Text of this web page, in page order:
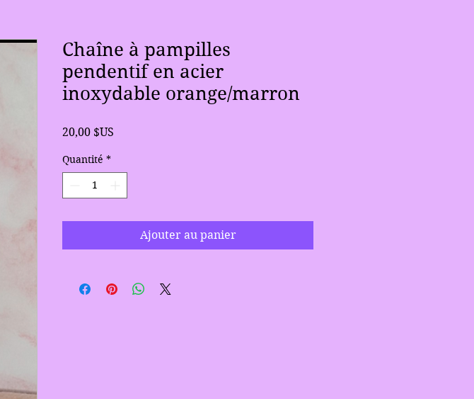
Chaîne à pampilles
pendentif en acier
inoxydable orange/marron
20,00 $US
Quantité *
Ajouter au panier